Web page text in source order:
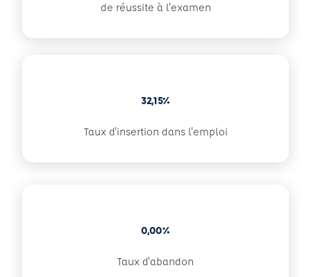
de réussite à l'examen
32,15%
Taux d'insertion dans l'emploi
0,00%
Taux d'abandon